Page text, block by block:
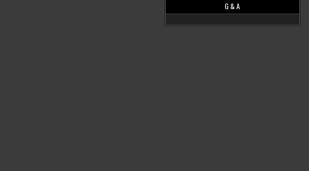
G & A